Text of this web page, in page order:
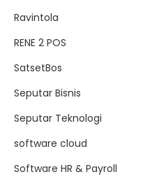
Ravintola
RENE 2 POS
SatsetBos
Seputar Bisnis
Seputar Teknologi
software cloud
Software HR & Payroll